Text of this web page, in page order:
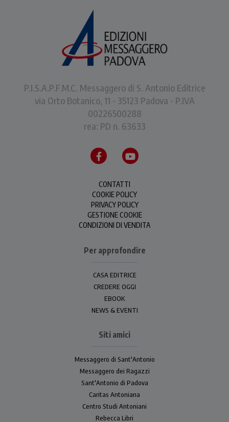
P.I.S.A.P.F.M.C. Messaggero di S. Antonio Editrice
via Orto Botanico, 11 - 35123 Padova - P.IVA
00226500288
rea: PD n. 63633
CONTATTI
COOKIE POLICY
PRIVACY POLICY
GESTIONE COOKIE
CONDIZIONI DI VENDITA
Per approfondire
CASA EDITRICE
CREDERE OGGI
EBOOK
NEWS & EVENTI
Siti amici
Messaggero di Sant'Antonio
Messaggero dei Ragazzi
Sant'Antonio di Padova
Caritas Antoniana
Centro Studi Antoniani
Rebecca Libri